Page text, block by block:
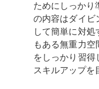
ためにしっかり
の内容はダイビ
して簡単に対
もある無重力
をしっかり習得
スキルアップを